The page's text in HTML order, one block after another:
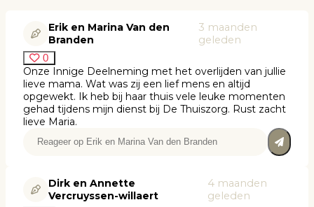
Erik en Marina Van den
Branden
3 maanden
geleden
0
Onze Innige Deelneming met het overlijden van jullie
lieve mama. Wat was zij een lief mens en altijd
opgewekt. Ik heb bij haar thuis vele leuke momenten
gehad tijdens mijn dienst bij De Thuiszorg. Rust zacht
lieve Maria.
Dirk en Annette
Vercruyssen-willaert
4 maanden
geleden